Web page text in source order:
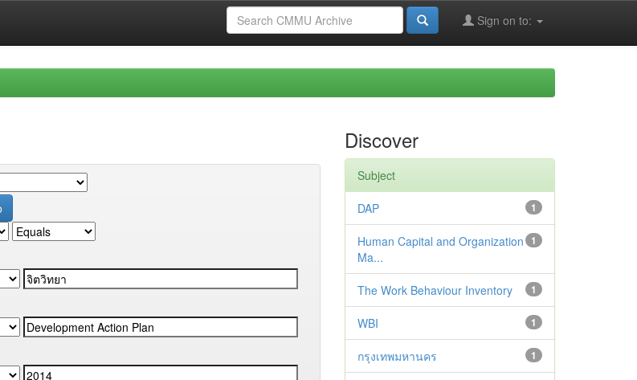
Sign on to:
Discover
Subject
1
DAP
1
Human Capital and Organization
Ma...
1
The Work Behaviour Inventory
1
WBI
1
กรุงเทพมหานคร